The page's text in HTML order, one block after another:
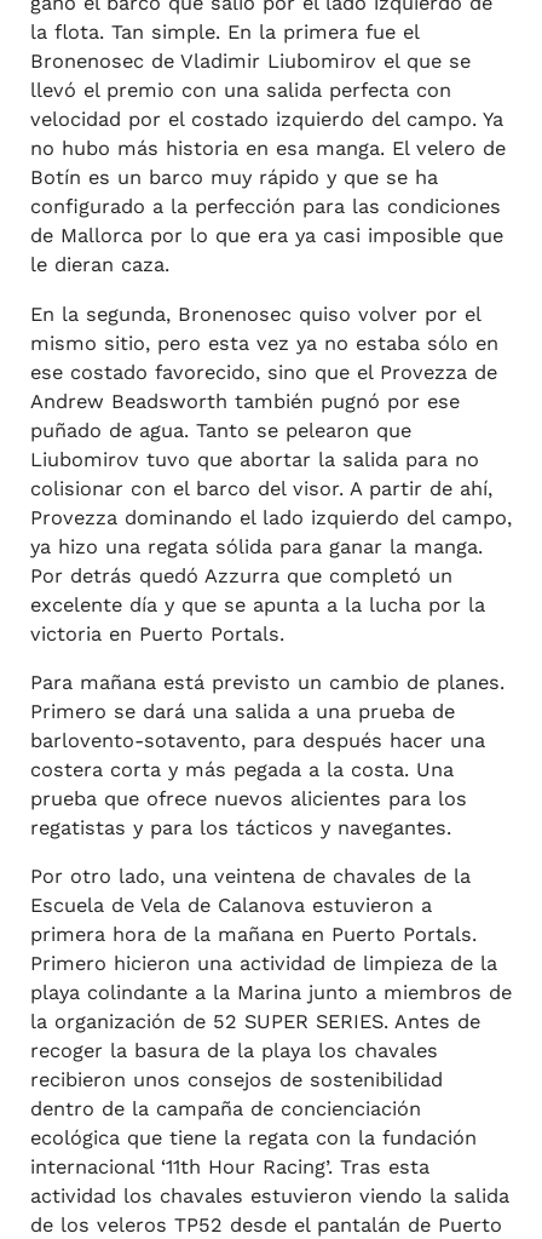
la flota. Tan simple. En la primera fue el
Bronenosec de Vladimir Liubomirov el que se
llevó el premio con una salida perfecta con
velocidad por el costado izquierdo del campo. Ya
no hubo más historia en esa manga. El velero de
Botín es un barco muy rápido y que se ha
configurado a la perfección para las condiciones
de Mallorca por lo que era ya casi imposible que
le dieran caza.
En la segunda, Bronenosec quiso volver por el
mismo sitio, pero esta vez ya no estaba sólo en
ese costado favorecido, sino que el Provezza de
Andrew Beadsworth también pugnó por ese
puñado de agua. Tanto se pelearon que
Liubomirov tuvo que abortar la salida para no
colisionar con el barco del visor. A partir de ahí,
Provezza dominando el lado izquierdo del campo,
ya hizo una regata sólida para ganar la manga.
Por detrás quedó Azzurra que completó un
excelente día y que se apunta a la lucha por la
victoria en Puerto Portals.
Para mañana está previsto un cambio de planes.
Primero se dará una salida a una prueba de
barlovento-sotavento, para después hacer una
costera corta y más pegada a la costa. Una
prueba que ofrece nuevos alicientes para los
regatistas y para los tácticos y navegantes.
Por otro lado, una veintena de chavales de la
Escuela de Vela de Calanova estuvieron a
primera hora de la mañana en Puerto Portals.
Primero hicieron una actividad de limpieza de la
playa colindante a la Marina junto a miembros de
la organización de 52 SUPER SERIES. Antes de
recoger la basura de la playa los chavales
recibieron unos consejos de sostenibilidad
dentro de la campaña de concienciación
ecológica que tiene la regata con la fundación
internacional ‘11th Hour Racing’. Tras esta
actividad los chavales estuvieron viendo la salida
de los veleros TP52 desde el pantalán de Puerto